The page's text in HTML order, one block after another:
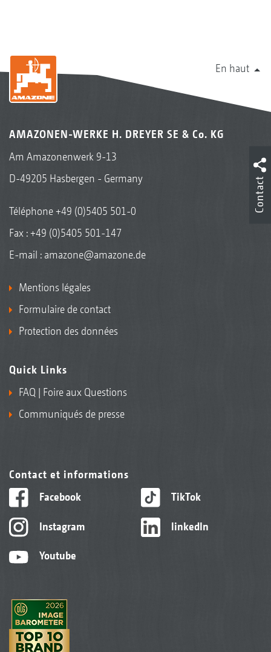
En haut
AMAZONEN-WERKE H. DREYER SE & Co. KG
Am Amazonenwerk 9-13
D-49205 Hasbergen - Germany
Téléphone+49 (0)5405 501-0
Fax : +49 (0)5405 501-147
E-mail : amazone@amazone.de
Mentions légales
Formulaire de contact
Protection des données
Quick Links
FAQ | Foire aux Questions
Communiqués de presse
Contact et informations
Facebook
Instagram
Youtube
TikTok
linkedIn
Contact